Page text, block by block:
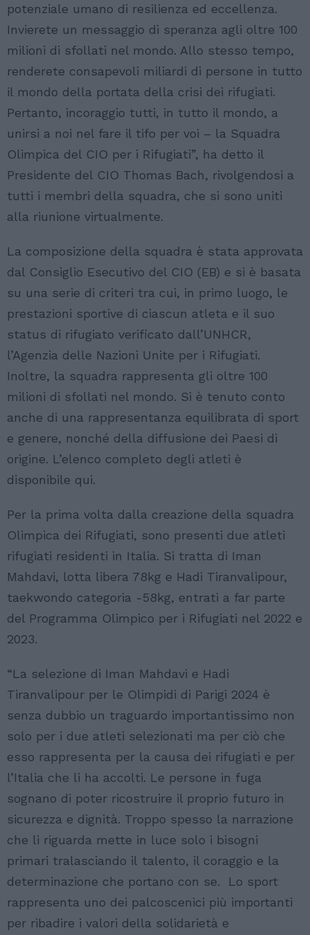
potenziale umano di resilienza ed eccellenza.
Invierete un messaggio di speranza agli oltre 100
milioni di sfollati nel mondo. Allo stesso tempo,
renderete consapevoli miliardi di persone in tutto
il mondo della portata della crisi dei rifugiati.
Pertanto, incoraggio tutti, in tutto il mondo, a
unirsi a noi nel fare il tifo per voi – la Squadra
Olimpica del CIO per i Rifugiati”, ha detto il
Presidente del CIO Thomas Bach, rivolgendosi a
tutti i membri della squadra, che si sono uniti
alla riunione virtualmente.
La composizione della squadra è stata approvata
dal Consiglio Esecutivo del CIO (EB) e si è basata
su una serie di criteri tra cui, in primo luogo, le
prestazioni sportive di ciascun atleta e il suo
status di rifugiato verificato dall’UNHCR,
l’Agenzia delle Nazioni Unite per i Rifugiati.
Inoltre, la squadra rappresenta gli oltre 100
milioni di sfollati nel mondo. Si è tenuto conto
anche di una rappresentanza equilibrata di sport
e genere, nonché della diffusione dei Paesi di
origine. L’elenco completo degli atleti è
disponibile qui.
Per la prima volta dalla creazione della squadra
Olimpica dei Rifugiati, sono presenti due atleti
rifugiati residenti in Italia. Si tratta di Iman
Mahdavi, lotta libera 78kg e Hadi Tiranvalipour,
taekwondo categoria -58kg, entrati a far parte
del Programma Olimpico per i Rifugiati nel 2022 e
2023.
“La selezione di Iman Mahdavi e Hadi
Tiranvalipour per le Olimpidi di Parigi 2024 è
senza dubbio un traguardo importantissimo non
solo per i due atleti selezionati ma per ciò che
esso rappresenta per la causa dei rifugiati e per
l’Italia che li ha accolti. Le persone in fuga
sognano di poter ricostruire il proprio futuro in
sicurezza e dignità. Troppo spesso la narrazione
che li riguarda mette in luce solo i bisogni
primari tralasciando il talento, il coraggio e la
determinazione che portano con se. Lo sport
rappresenta uno dei palcoscenici più importanti
per ribadire i valori della solidarietà e